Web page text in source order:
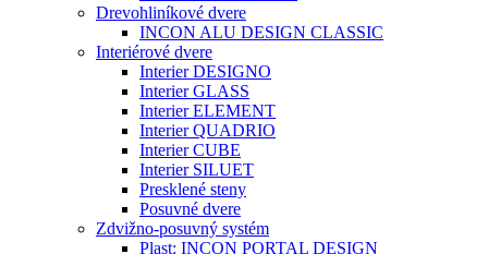
Drevohliníkové dvere
INCON ALU DESIGN CLASSIC
Interiérové dvere
Interier DESIGNO
Interier GLASS
Interier ELEMENT
Interier QUADRIO
Interier CUBE
Interier SILUET
Presklené steny
Posuvné dvere
Zdvižno-posuvný systém
Plast: INCON PORTAL DESIGN